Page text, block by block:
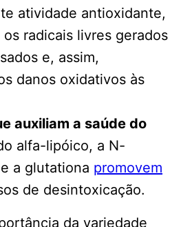
atividade antioxidante,
radicais livres gerados
​​e, assim,
danos oxidativos às
auxiliam a saúde do
alfa-lipóico, a N-
a glutationa promovem
de desintoxicação.
da variedade